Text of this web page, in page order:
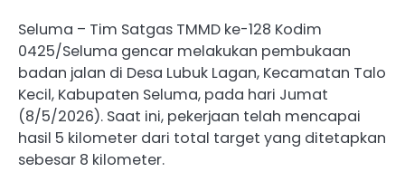
Seluma – Tim Satgas TMMD ke-128 Kodim
0425/Seluma gencar melakukan pembukaan
badan jalan di Desa Lubuk Lagan, Kecamatan Talo
Kecil, Kabupaten Seluma, pada hari Jumat
(8/5/2026). Saat ini, pekerjaan telah mencapai
hasil 5 kilometer dari total target yang ditetapkan
sebesar 8 kilometer.